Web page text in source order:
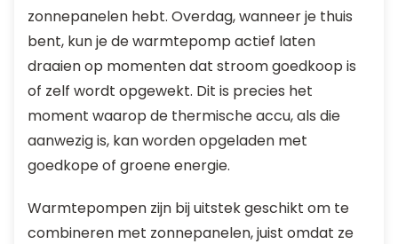
zonnepanelen hebt. Overdag, wanneer je thuis
bent, kun je de warmtepomp actief laten
draaien op momenten dat stroom goedkoop is
of zelf wordt opgewekt. Dit is precies het
moment waarop de thermische accu, als die
aanwezig is, kan worden opgeladen met
goedkope of groene energie.
Warmtepompen zijn bij uitstek geschikt om te
combineren met zonnepanelen, juist omdat ze